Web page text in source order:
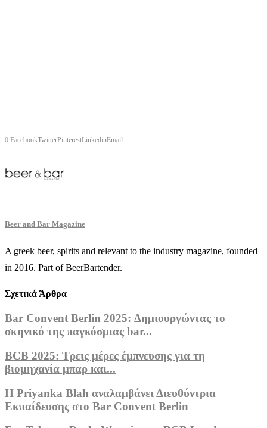
0 FacebookTwitterPinterestLinkedinEmail
Beer and Bar Magazine
A greek beer, spirits and relevant to the industry magazine, founded
in 2016. Part of BeerBartender.
Σχετικά Άρθρα
Bar Convent Berlin 2025: Δημιουργώντας το
σκηνικό της παγκόσμιας bar...
BCB 2025: Τρεις μέρες έμπνευσης για τη
βιομηχανία μπαρ και...
Η Priyanka Blah αναλαμβάνει Διευθύντρια
Εκπαίδευσης στο Bar Convent Berlin